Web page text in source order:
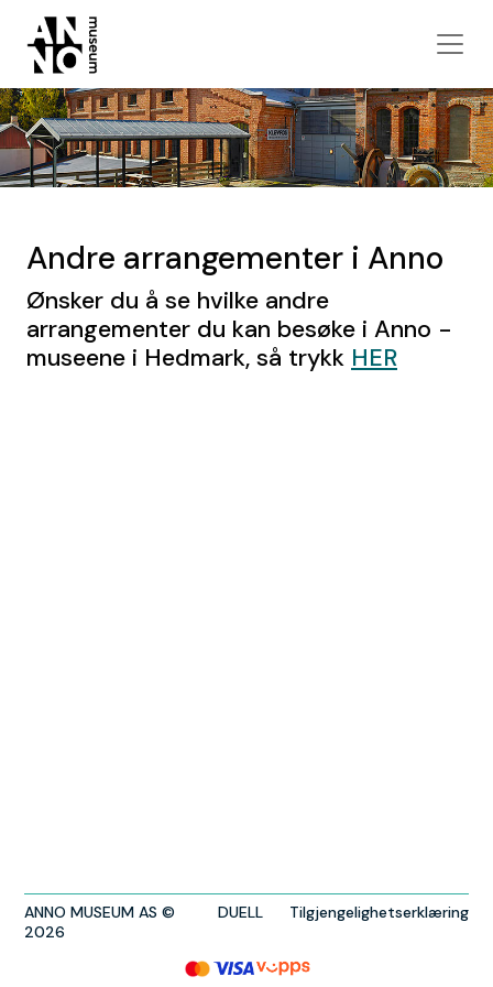
Andre arrangementer i Anno
Ønsker du å se hvilke andre
arrangementer du kan besøke i Anno -
museene i Hedmark, så trykk HER
ANNO MUSEUM AS ©
2026
DUELL Tilgjengelighetserklæring